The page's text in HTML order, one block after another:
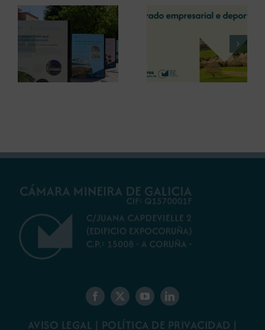
La COMG reúne a
dos líderes
empresarias con
motivo de su
Centenario para
debatir sobre el
La OIPE y el
CRETUS
presentan las
últimas
innovaciones en
restauración
AVISO LEGAL | POLÍTICA DE PRIVACIDAD |